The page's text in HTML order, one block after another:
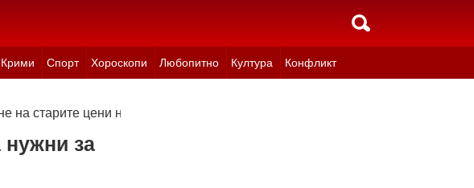
Крими Спорт Хороскопи Любопитно Култура Конфликт
старите цени на горивата
за